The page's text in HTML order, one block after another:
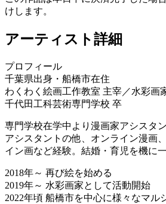
けします。
アーティスト詳細
プロフィール
千葉県出身・船橋市在住
わくわく絵画工作教室 主宰／水彩画
千代田工科芸術専門学校 卒
専門学校在学中より漫画家アシスタ
アシスタントの他、オンライン漫画
イン画など経験。結婚・育児を機に
2018年～ 再び絵を始める
2019年～ 水彩画家として活動開始
2022年頃 船橋市を中心に様々なマル